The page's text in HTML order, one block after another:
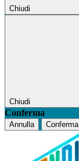
Chiudi
Chiudi
Conferma
Annulla Conferma